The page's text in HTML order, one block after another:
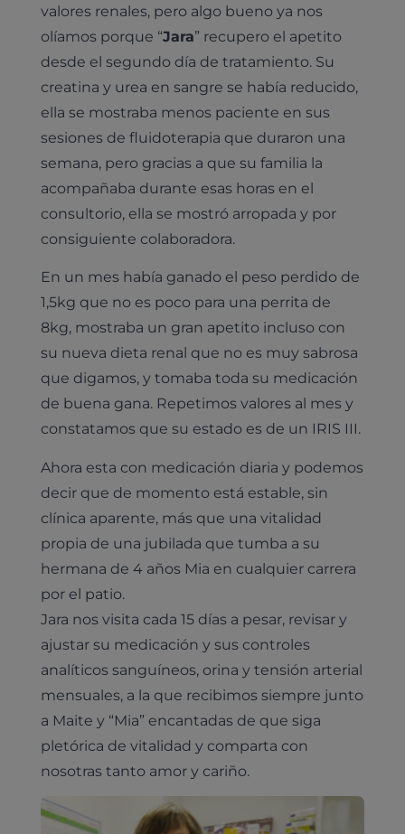
Pruebas diagnósticas
Laboratorio veterinario propio
Ecografía
Pruebas cropológicas
Pruebas histológicas – microscopio
Desparasitación
Esterilización
Vacunación
Hospitalización
Cirugía
Revisión general y/o geriátrica
Medicina general
Dermatología
Odontología
Traumatología
Urología y nefrología
Cardiología
Medicina felina
Animales Exóticos
Todas las especialidades
Planes de salud para perros
Planes de salud para gatos
Todos los planes de salud
¿Quiénes somos?
Trabaja en Clinicanimal
valores renales, pero algo bueno ya nos
olíamos porque “Jara” recupero el apetito
desde el segundo día de tratamiento. Su
creatina y urea en sangre se había reducido,
ella se mostraba menos paciente en sus
sesiones de fluidoterapia que duraron una
semana, pero gracias a que su familia la
acompañaba durante esas horas en el
consultorio, ella se mostró arropada y por
consiguiente colaboradora.
En un mes había ganado el peso perdido de
1,5kg que no es poco para una perrita de
8kg, mostraba un gran apetito incluso con
su nueva dieta renal que no es muy sabrosa
que digamos, y tomaba toda su medicación
de buena gana. Repetimos valores al mes y
constatamos que su estado es de un IRIS III.
Ahora esta con medicación diaria y podemos
decir que de momento está estable, sin
clínica aparente, más que una vitalidad
propia de una jubilada que tumba a su
hermana de 4 años Mia en cualquier carrera
por el patio.
Jara nos visita cada 15 días a pesar, revisar y
ajustar su medicación y sus controles
analíticos sanguíneos, orina y tensión arterial
mensuales, a la que recibimos siempre junto
a Maite y “Mia” encantadas de que siga
pletórica de vitalidad y comparta con
nosotras tanto amor y cariño.